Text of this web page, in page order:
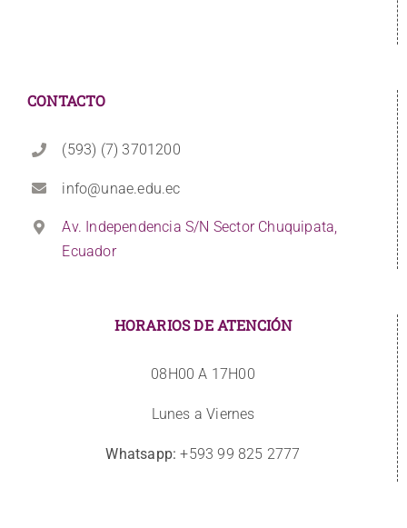
CONTACTO
(593) (7) 3701200
info@unae.edu.ec
Av. Independencia S/N Sector Chuquipata,
Ecuador
HORARIOS DE ATENCIÓN
08H00 A 17H00
Lunes a Viernes
Whatsapp: +593 99 825 2777